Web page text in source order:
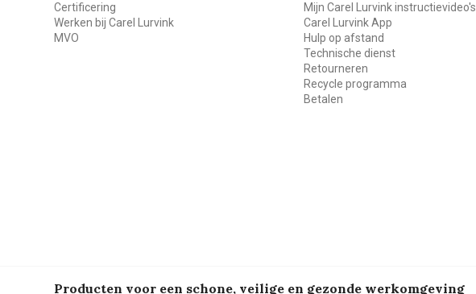
Certificering
Werken bij Carel Lurvink
MVO
Mijn Carel Lurvink instructievideo's
Carel Lurvink App
Hulp op afstand
Technische dienst
Retourneren
Recycle programma
Betalen
Producten voor een schone, veilige en gezonde werkomgeving